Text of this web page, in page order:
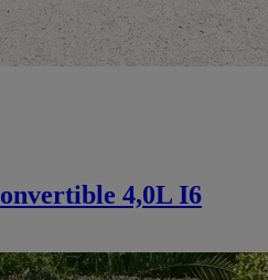
4,0L I6